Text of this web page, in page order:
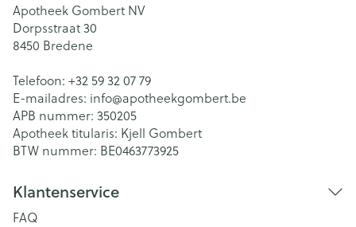
Apotheek Gombert NV
Dorpsstraat 30
8450 Bredene
Telefoon: +32 59 32 07 79
E-mailadres: info@apotheekgombert.be
APB nummer: 350205
Apotheek titularis: Kjell Gombert
BTW nummer: BE0463773925
Klantenservice
FAQ